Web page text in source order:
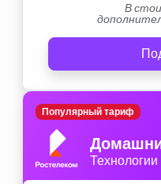
В
Популярный тариф